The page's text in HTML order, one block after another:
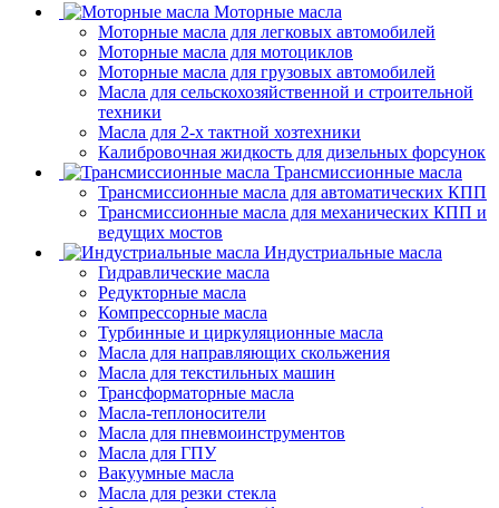
Моторные масла
Моторные масла для легковых автомобилей
Моторные масла для мотоциклов
Моторные масла для грузовых автомобилей
Масла для сельскохозяйственной и строительной
техники
Масла для 2-х тактной хозтехники
Калибровочная жидкость для дизельных форсунок
Трансмиссионные масла
Трансмиссионные масла для автоматических КПП
Трансмиссионные масла для механических КПП и
ведущих мостов
Индустриальные масла
Гидравлические масла
Редукторные масла
Компрессорные масла
Турбинные и циркуляционные масла
Масла для направляющих скольжения
Масла для текстильных машин
Трансформаторные масла
Масла-теплоносители
Масла для пневмоинструментов
Масла для ГПУ
Вакуумные масла
Масла для резки стекла